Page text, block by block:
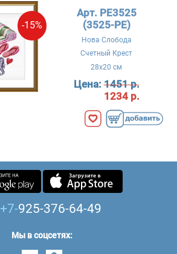
-15%
Арт. PE3525
(3525-PE)
Нова Слобода
Счетный Крест
28x20 см
Цена:1451 р.
1234 р.
+7-925-376-64-49
Мы в соцсетях: